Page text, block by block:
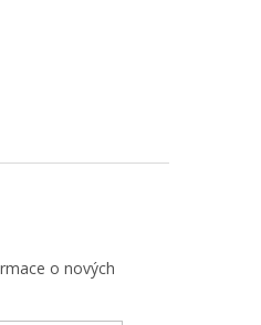
o nových